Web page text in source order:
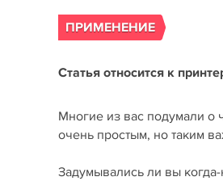
ПРИМЕНЕНИЕ
Статья относится к
Многие из вас подумали о
очень простым, но таким
Задумывались ли вы